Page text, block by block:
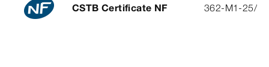
CSTB Certificate NF 362-M1-25/2